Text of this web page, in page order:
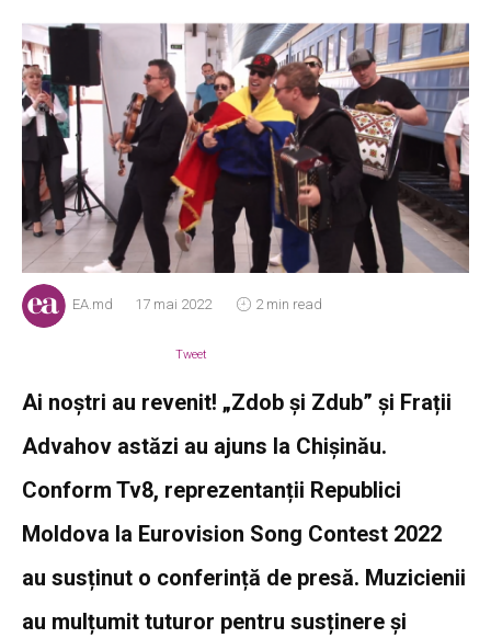
EA.md 17 mai 2022 2 min read
Tweet
Ai noștri au revenit! „Zdob și Zdub” și Frații
Advahov astăzi au ajuns la Chișinău.
Conform Tv8, reprezentanții Republici
Moldova la Eurovision Song Contest 2022
au susținut o conferință de presă. Muzicienii
au mulțumit tuturor pentru susținere și